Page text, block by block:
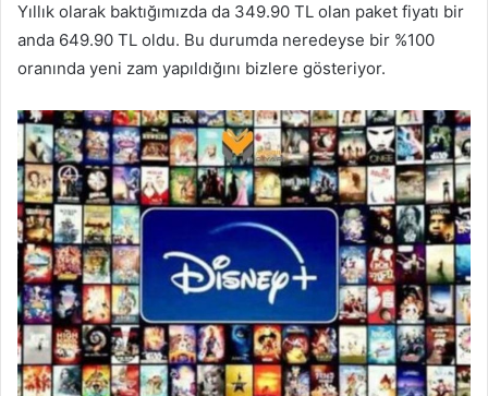
Yıllık olarak baktığımızda da 349.90 TL olan paket fiyatı bir
anda 649.90 TL oldu. Bu durumda neredeyse bir %100
oranında yeni zam yapıldığını bizlere gösteriyor.